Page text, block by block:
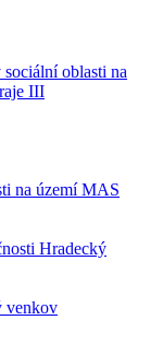
oblasti na
III
na území MAS
Hradecký
venkov